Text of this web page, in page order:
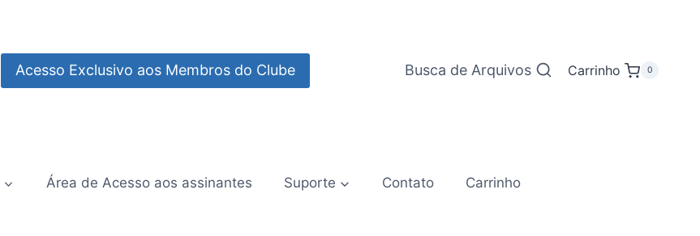
Acesso Exclusivo aos Membros do Clube Busca de Arquivos Carrinho 0
Área de Acesso aos assinantes Suporte Contato Carrinho